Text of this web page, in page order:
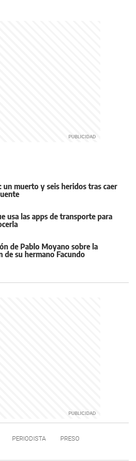
un muerto y seis heridos tras caer
usa las apps de transporte para
de Pablo Moyano sobre la
de su hermano Facundo
PERIODISTA
PRESO